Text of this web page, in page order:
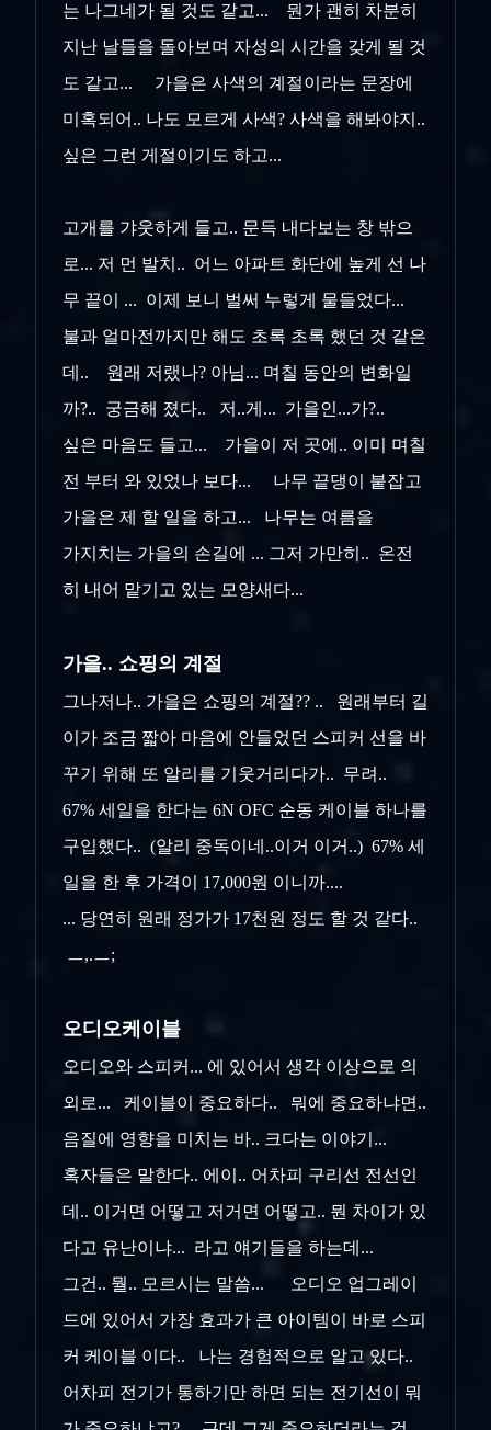
는 나그네가 될 것도 같고... 뭔가 괜히 차분히
지난 날들을 돌아보며 자성의 시간을 갖게 될 것
도 같고... 가을은 사색의 계절이라는 문장에
미혹되어.. 나도 모르게 사색? 사색을 해봐야지..
싶은 그런 게절이기도 하고...
고개를 갸웃하게 들고.. 문득 내다보는 창 밖으
로... 저 먼 발치.. 어느 아파트 화단에 높게 선 나
무 끝이 ... 이제 보니 벌써 누렇게 물들었다...
불과 얼마전까지만 해도 초록 초록 했던 것 같은
데.. 원래 저랬나? 아님... 며칠 동안의 변화일
까?.. 궁금해 졌다.. 저..게... 가을인...가?..
싶은 마음도 들고... 가을이 저 곳에.. 이미 며칠
전 부터 와 있었나 보다... 나무 끝댕이 붙잡고
가을은 제 할 일을 하고... 나무는 여름을
가지치는 가을의 손길에 ... 그저 가만히.. 온전
히 내어 맡기고 있는 모양새다...
가을.. 쇼핑의 계절
그나저나.. 가을은 쇼핑의 계절?? .. 원래부터 길
이가 조금 짧아 마음에 안들었던 스피커 선을 바
꾸기 위해 또 알리를 기웃거리다가.. 무려..
67% 세일을 한다는 6N OFC 순동 케이블 하나를
구입했다.. (알리 중독이네..이거 이거..) 67% 세
일을 한 후 가격이 17,000원 이니까....
... 당연히 원래 정가가 17천원 정도 할 것 같다..
ㅡ,.ㅡ;
오디오케이블
오디오와 스피커... 에 있어서 생각 이상으로 의
외로... 케이블이 중요하다.. 뭐에 중요하냐면..
음질에 영향을 미치는 바.. 크다는 이야기...
혹자들은 말한다.. 에이.. 어차피 구리선 전선인
데.. 이거면 어떻고 저거면 어떻고.. 뭔 차이가 있
다고 유난이냐... 라고 얘기들을 하는데...
그건.. 뭘.. 모르시는 말씀... 오디오 업그레이
드에 있어서 가장 효과가 큰 아이템이 바로 스피
커 케이블 이다.. 나는 경험적으로 알고 있다..
어차피 전기가 통하기만 하면 되는 전기선이 뭐